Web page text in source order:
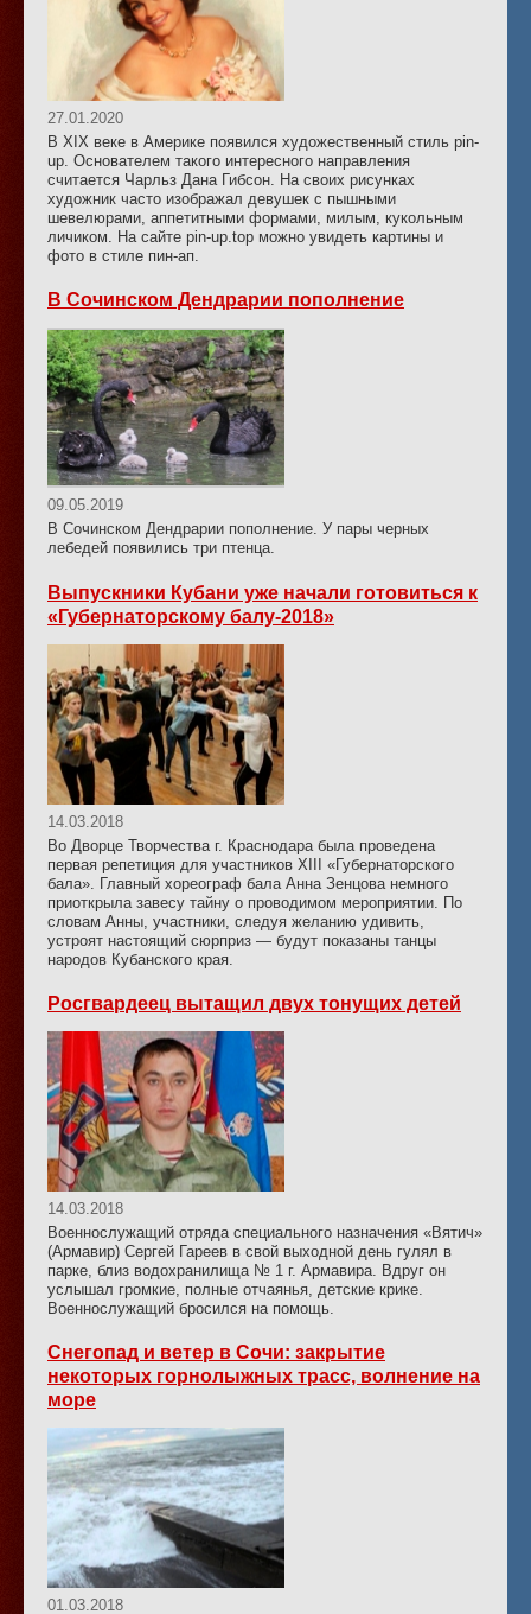
27.01.2020
В XIX веке в Америке появился художественный стиль pin-
up. Основателем такого интересного направления
считается Чарльз Дана Гибсон. На своих рисунках
художник часто изображал девушек с пышными
шевелюрами, аппетитными формами, милым, кукольным
личиком. На сайте pin-up.top можно увидеть картины и
фото в стиле пин-ап.
В Сочинском Дендрарии пополнение
09.05.2019
В Сочинском Дендрарии пополнение. У пары черных
лебедей появились три птенца.
Выпускники Кубани уже начали готовиться к
«Губернаторскому балу-2018»
14.03.2018
Во Дворце Творчества г. Краснодара была проведена
первая репетиция для участников XIII «Губернаторского
бала». Главный хореограф бала Анна Зенцова немного
приоткрыла завесу тайну о проводимом мероприятии. По
словам Анны, участники, следуя желанию удивить,
устроят настоящий сюрприз — будут показаны танцы
народов Кубанского края.
Росгвардеец вытащил двух тонущих детей
14.03.2018
Военнослужащий отряда специального назначения «Вятич»
(Армавир) Сергей Гареев в свой выходной день гулял в
парке, близ водохранилища № 1 г. Армавира. Вдруг он
услышал громкие, полные отчаянья, детские крике.
Военнослужащий бросился на помощь.
Снегопад и ветер в Сочи: закрытие
некоторых горнолыжных трасс, волнение на
море
01.03.2018